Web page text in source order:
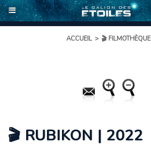
ACCUEIL > 🎬 FILMOTHÈQUE
🎬 RUBIKON | 2022